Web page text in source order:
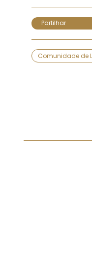
Partilhar
Comunidade de